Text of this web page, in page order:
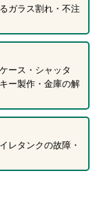
ガラス割れ・不注
ース・シャッタ
ー製作・金庫の解
レタンクの故障・